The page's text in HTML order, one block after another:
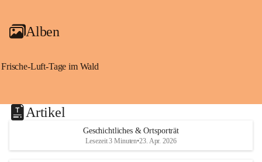
Alben
Frische-Luft-Tage im Wald
Artikel
Geschichtliches & Ortsporträt
Lesezeit 3 Minuten•23. Apr. 2026